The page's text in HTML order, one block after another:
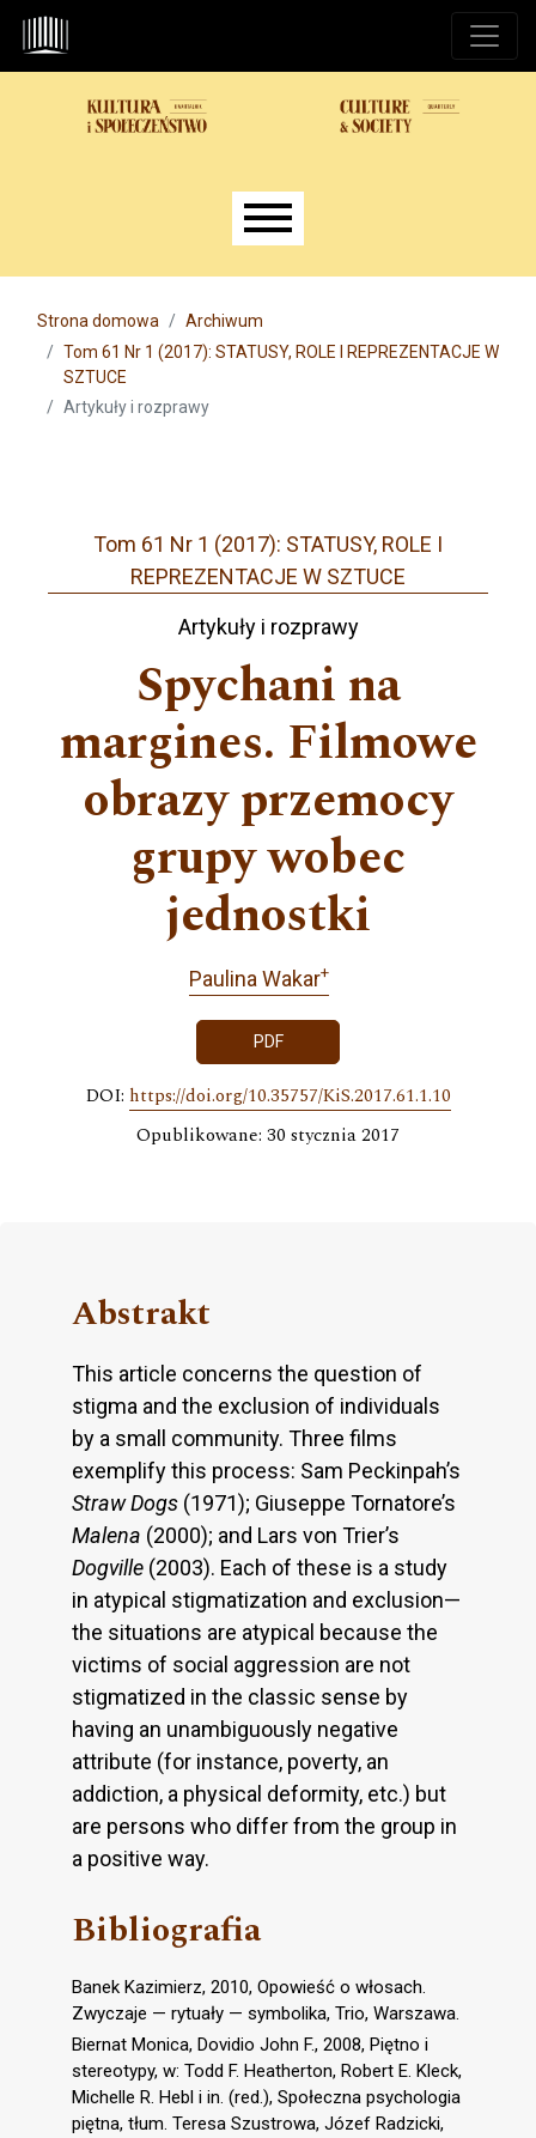
Przejdź do głównego menu
Przejdź do sekcji głównej
Przejdź do stopki
Main menu
Strona domowa
Archiwum
Tom 61 Nr 1 (2017): STATUSY, ROLE I REPREZENTACJE W
SZTUCE
Artykuły i rozprawy
Tom 61 Nr 1 (2017): STATUSY, ROLE I
REPREZENTACJE W SZTUCE
Artykuły i rozprawy
Spychani na
margines. Filmowe
obrazy przemocy
grupy wobec
jednostki
Paulina Wakar+
PDF
DOI: https://doi.org/10.35757/KiS.2017.61.1.10
Opublikowane: 30 stycznia 2017
Abstrakt
This article concerns the question of
stigma and the exclusion of individuals
by a small community. Three films
exemplify this process: Sam Peckinpah’s
Straw Dogs (1971); Giuseppe Tornatore’s
Malena (2000); and Lars von Trier’s
Dogville (2003). Each of these is a study
in atypical stigmatization and exclusion—
the situations are atypical because the
victims of social aggression are not
stigmatized in the classic sense by
having an unambiguously negative
attribute (for instance, poverty, an
addiction, a physical deformity, etc.) but
are persons who differ from the group in
a positive way.
Bibliografia
Banek Kazimierz, 2010, Opowieść o włosach.
Zwyczaje — rytuały — symbolika, Trio, Warszawa.
Biernat Monica, Dovidio John F., 2008, Piętno i
stereotypy, w: Todd F. Heatherton, Robert E. Kleck,
Michelle R. Hebl i in. (red.), Społeczna psychologia
piętna, tłum. Teresa Szustrowa, Józef Radzicki,